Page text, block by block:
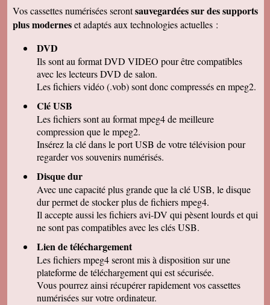
bonne qualité. Cordialement
Marcel G
numerisées. c'est vraiment un beau résultat.
René DR
Nous avons testé : tout semble bon et la
récupération sur Final Cut Pro X fonctionne.
Margot P
Studio très compétent, efficace, sympathique et
arrangeant à prix bon marché, je recommande
vivement !
Christian R
NOUS VENONS DE VISIONNER NOS FILMS
ET TENONS A VOUS REMERCIER POUR
VOTRE :
-ACCUEIL
-QUALITE DE TRAVAIL
-PROFESSIONNALISME
François M
C'est avec grand plaisir que j'ai revécu mon
passage professionnel à Séville, grace à votre
duplication VHS/USB recue ce matin.
Permettez moi de vous féliciter pour la qualité
de votre travail. Je ne manquerai pas de parler
de vous. Bonne soirée.
Vos cassettes numérisées serontsauvegardées sur des supports
plus moderneset adaptés aux technologies actuelles :
DVD
Ils sont au format DVD VIDEO pour être compatibles
avec les lecteurs DVD de salon.
Les fichiers vidéo (.vob) sont donc compressés en mpeg2.
Clé USB
Les fichiers sont au format mpeg4 de meilleure
compression que le mpeg2.
Insérez la clé dans le port USB de votre télévision pour
regarder vos souvenirs numérisés.
Disque dur
Avec une capacité plus grande que la clé USB, le disque
dur permet de stocker plus de fichiers mpeg4.
Il accepte aussi les fichiers avi-DV qui pèsent lourds et qui
ne sont pas compatibles avec les clés USB.
Lien de téléchargement
Les fichiers mpeg4 seront mis à disposition sur une
plateforme de téléchargement qui est sécurisée.
Vous pourrez ainsi récupérer rapidement vos cassettes
numérisées sur votre ordinateur.